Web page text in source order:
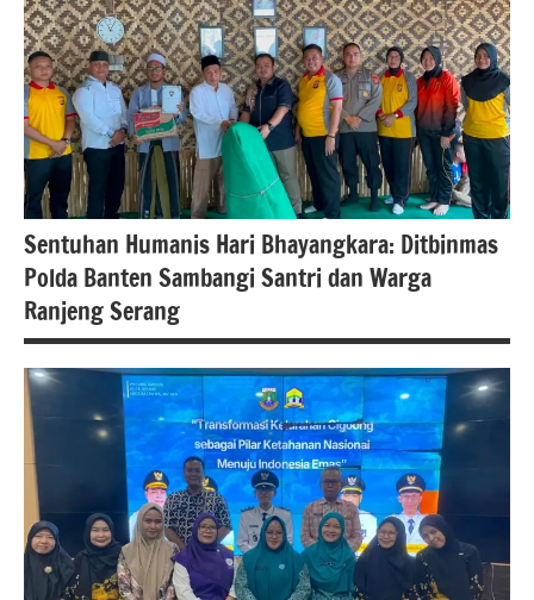
#beritanasional
#beritatulangbawangbarat
Sentuhan Humanis Hari Bhayangkara: Ditbinmas
Polda Banten Sambangi Santri dan Warga
Ranjeng Serang
berita
nasional
polri